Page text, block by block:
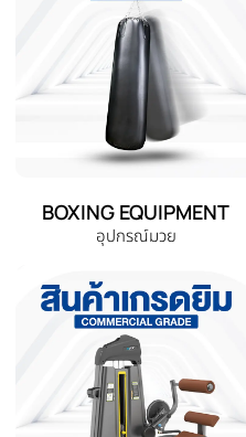
BOXING EQUIPMENT
อุปกรณ์มวย